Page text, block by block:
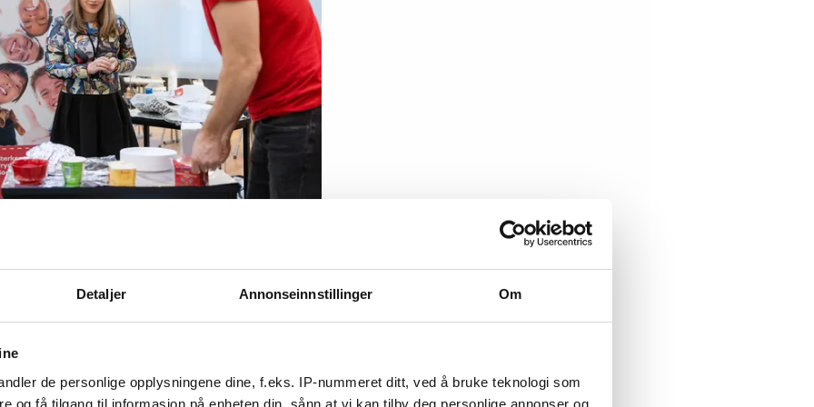
Detaljer Annonseinnstillinger Om
de personlige opplysningene dine, f.eks. IP-nummeret ditt, ved å bruke teknologi som
og få tilgang til informasjon på enheten din, sånn at vi kan tilby deg personlige annonser og
Solvang og Lars Viljar Kvavik ordner med LO Finans
å bli synlige og kunne vise oss fram for